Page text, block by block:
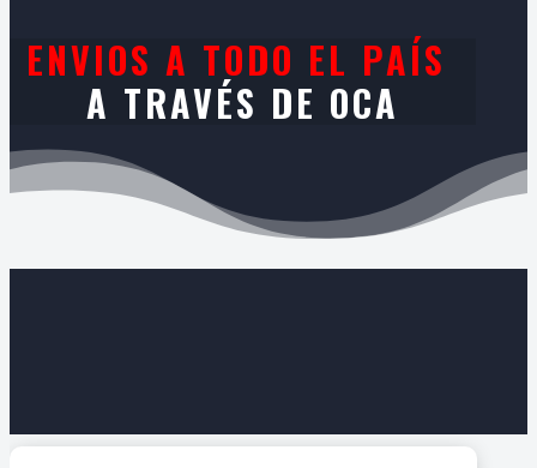
ENVIOS A TODO EL PAÍS
A TRAVÉS DE OCA